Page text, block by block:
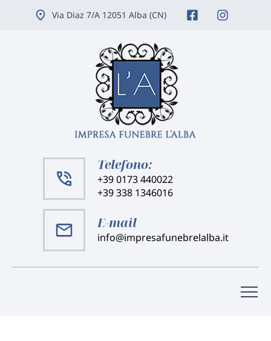
Via Diaz 7/A 12051 Alba (CN)
Telefono:
+39 0173 440022
+39 338 1346016
E-mail
info@impresafunebrelalba.it